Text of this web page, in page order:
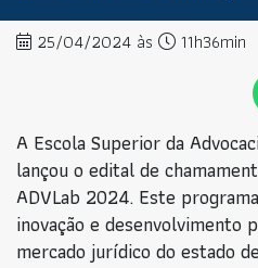
25/04/2024 às 11h36min
A Escola Superior da
lançou o edital de
ADVLab 2024. Este
inovação e desenvolvimento
mercado jurídico do estado